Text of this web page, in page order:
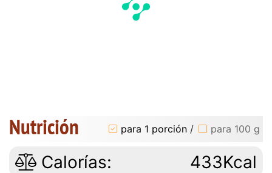
Nutrición para 1 porción / para 100 g
Calorías: 433Kcal